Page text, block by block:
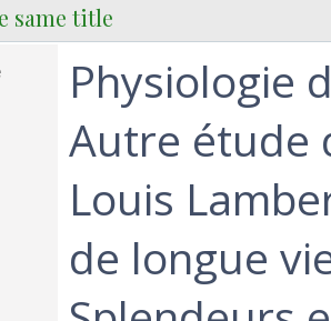
same title
‎Physiologie
Autre étude
Louis
de longue